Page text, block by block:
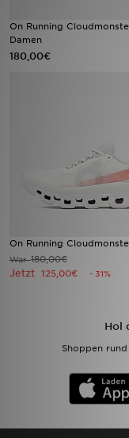
On Running
Damen
180,00€
On Running
War180,00€
Jetzt 125,00€ - 31%
Hol
Shoppen
JD Exklusives
Lade Die APP
Geschenkkarte
Mein JD
Hilfe & Kontakt